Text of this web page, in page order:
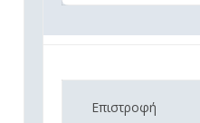
Επιστροφή